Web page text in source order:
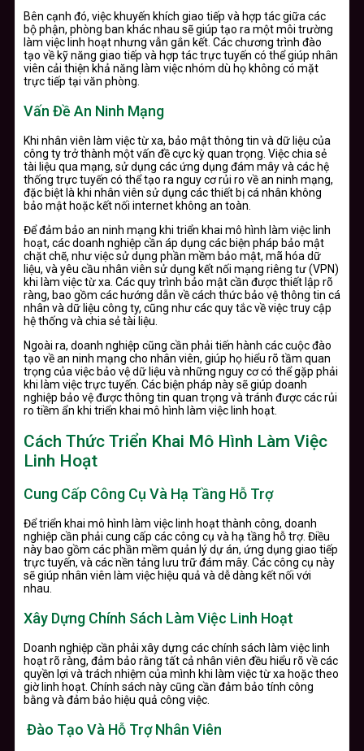
Bên cạnh đó, việc khuyến khích giao tiếp và hợp tác giữa các
bộ phận, phòng ban khác nhau sẽ giúp tạo ra một môi trường
làm việc linh hoạt nhưng vẫn gắn kết. Các chương trình đào
tạo về kỹ năng giao tiếp và hợp tác trực tuyến có thể giúp nhân
viên cải thiện khả năng làm việc nhóm dù họ không có mặt
trực tiếp tại văn phòng.
Vấn Đề An Ninh Mạng
Khi nhân viên làm việc từ xa, bảo mật thông tin và dữ liệu của
công ty trở thành một vấn đề cực kỳ quan trọng. Việc chia sẻ
tài liệu qua mạng, sử dụng các ứng dụng đám mây và các hệ
thống trực tuyến có thể tạo ra nguy cơ rủi ro về an ninh mạng,
đặc biệt là khi nhân viên sử dụng các thiết bị cá nhân không
bảo mật hoặc kết nối internet không an toàn.
Để đảm bảo an ninh mạng khi triển khai mô hình làm việc linh
hoạt, các doanh nghiệp cần áp dụng các biện pháp bảo mật
chặt chẽ, như việc sử dụng phần mềm bảo mật, mã hóa dữ
liệu, và yêu cầu nhân viên sử dụng kết nối mạng riêng tư (VPN)
khi làm việc từ xa. Các quy trình bảo mật cần được thiết lập rõ
ràng, bao gồm các hướng dẫn về cách thức bảo vệ thông tin cá
nhân và dữ liệu công ty, cũng như các quy tắc về việc truy cập
hệ thống và chia sẻ tài liệu.
Ngoài ra, doanh nghiệp cũng cần phải tiến hành các cuộc đào
tạo về an ninh mạng cho nhân viên, giúp họ hiểu rõ tầm quan
trọng của việc bảo vệ dữ liệu và những nguy cơ có thể gặp phải
khi làm việc trực tuyến. Các biện pháp này sẽ giúp doanh
nghiệp bảo vệ được thông tin quan trọng và tránh được các rủi
ro tiềm ẩn khi triển khai mô hình làm việc linh hoạt.
Cách Thức Triển Khai Mô Hình Làm Việc
Linh Hoạt
Cung Cấp Công Cụ Và Hạ Tầng Hỗ Trợ
Để triển khai mô hình làm việc linh hoạt thành công, doanh
nghiệp cần phải cung cấp các công cụ và hạ tầng hỗ trợ. Điều
này bao gồm các phần mềm quản lý dự án, ứng dụng giao tiếp
trực tuyến, và các nền tảng lưu trữ đám mây. Các công cụ này
sẽ giúp nhân viên làm việc hiệu quả và dễ dàng kết nối với
nhau.
Xây Dựng Chính Sách Làm Việc Linh Hoạt
Doanh nghiệp cần phải xây dựng các chính sách làm việc linh
hoạt rõ ràng, đảm bảo rằng tất cả nhân viên đều hiểu rõ về các
quyền lợi và trách nhiệm của mình khi làm việc từ xa hoặc theo
giờ linh hoạt. Chính sách này cũng cần đảm bảo tính công
bằng và đảm bảo hiệu quả công việc.
Đào Tạo Và Hỗ Trợ Nhân Viên